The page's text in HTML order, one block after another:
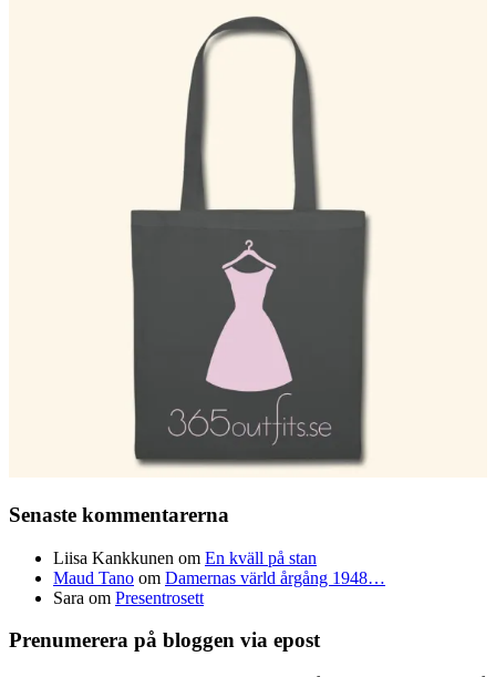
Senaste kommentarerna
Liisa Kankkunen om En kväll på stan
Maud Tano om Damernas värld årgång 1948…
Sara om Presentrosett
Prenumerera på bloggen via epost